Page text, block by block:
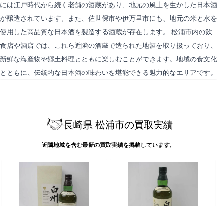
には江戸時代から続く老舗の酒蔵があり、地元の風土を生かした日本酒
が醸造されています。また、佐世保市や伊万里市にも、地元の米と水を
使用した高品質な日本酒を製造する酒蔵が存在します。 松浦市内の飲
食店や酒店では、これら近隣の酒蔵で造られた地酒を取り扱っており、
新鮮な海産物や郷土料理とともに楽しむことができます。地域の食文化
とともに、伝統的な日本酒の味わいを堪能できる魅力的なエリアです。
長崎県 松浦市の買取実績
近隣地域を含む最新の買取実績を掲載しています。